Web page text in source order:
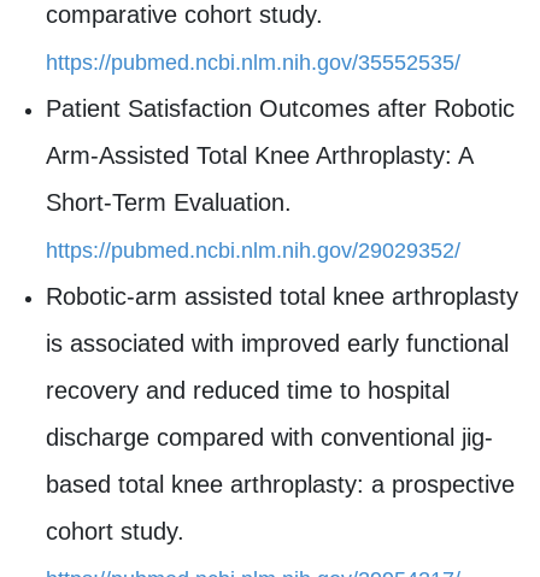
comparative cohort study.
https://pubmed.ncbi.nlm.nih.gov/35552535/
Patient Satisfaction Outcomes after Robotic
Arm-Assisted Total Knee Arthroplasty: A
Short-Term Evaluation.
https://pubmed.ncbi.nlm.nih.gov/29029352/
Robotic-arm assisted total knee arthroplasty
is associated with improved early functional
recovery and reduced time to hospital
discharge compared with conventional jig-
based total knee arthroplasty: a prospective
cohort study.